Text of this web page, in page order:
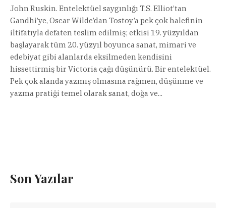
John Ruskin. Entelektüel saygınlığı T.S. Elliot’tan
Gandhi’ye, Oscar Wilde’dan Tostoy’a pek çok halefinin
iltifatıyla defaten teslim edilmiş; etkisi 19. yüzyıldan
başlayarak tüm 20. yüzyıl boyunca sanat, mimari ve
edebiyat gibi alanlarda eksilmeden kendisini
hissettirmiş bir Victoria çağı düşünürü. Bir entelektüel.
Pek çok alanda yazmış olmasına rağmen, düşünme ve
yazma pratiği temel olarak sanat, doğa ve...
Son Yazılar